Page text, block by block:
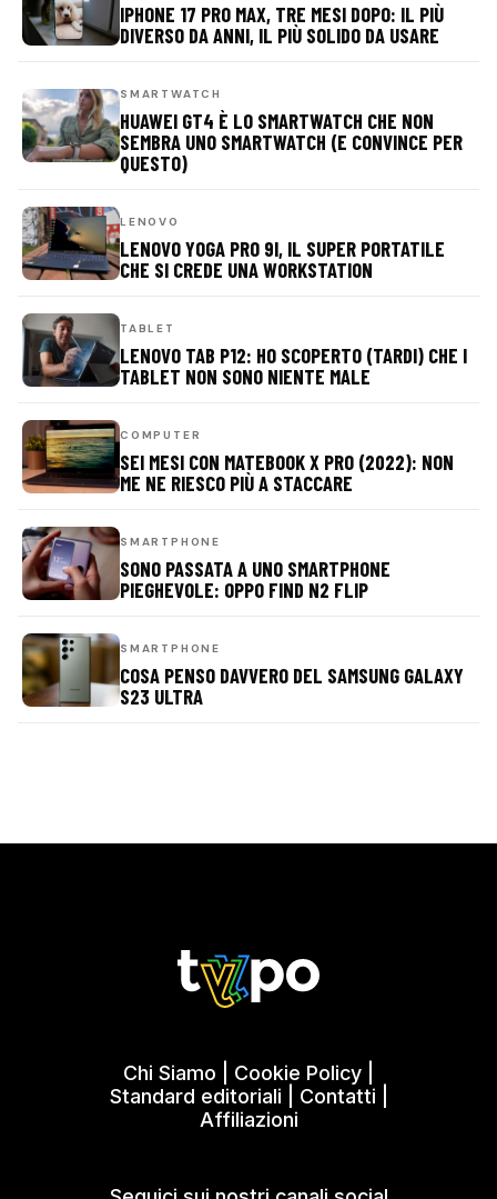
IPHONE 17 PRO MAX, TRE MESI DOPO: IL PIÙ
DIVERSO DA ANNI, IL PIÙ SOLIDO DA USARE
SMARTWATCH
HUAWEI GT4 È LO SMARTWATCH CHE NON
SEMBRA UNO SMARTWATCH (E CONVINCE PER
QUESTO)
LENOVO
LENOVO YOGA PRO 9I, IL SUPER PORTATILE
CHE SI CREDE UNA WORKSTATION
TABLET
LENOVO TAB P12: HO SCOPERTO (TARDI) CHE I
TABLET NON SONO NIENTE MALE
COMPUTER
SEI MESI CON MATEBOOK X PRO (2022): NON
ME NE RIESCO PIÙ A STACCARE
SMARTPHONE
SONO PASSATA A UNO SMARTPHONE
PIEGHEVOLE: OPPO FIND N2 FLIP
SMARTPHONE
COSA PENSO DAVVERO DEL SAMSUNG GALAXY
S23 ULTRA
Chi Siamo Cookie Policy
Standard editoriali
Contatti
Affiliazioni